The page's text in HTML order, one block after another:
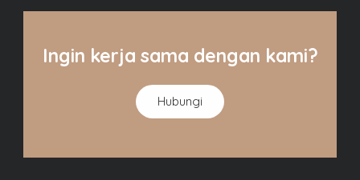
Ingin kerja sama dengan kami?
Hubungi